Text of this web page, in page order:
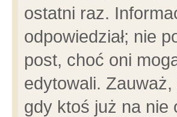
ostatni raz.
odpowiedział; nie
post, choć oni
edytowali.
gdy ktoś już na nie